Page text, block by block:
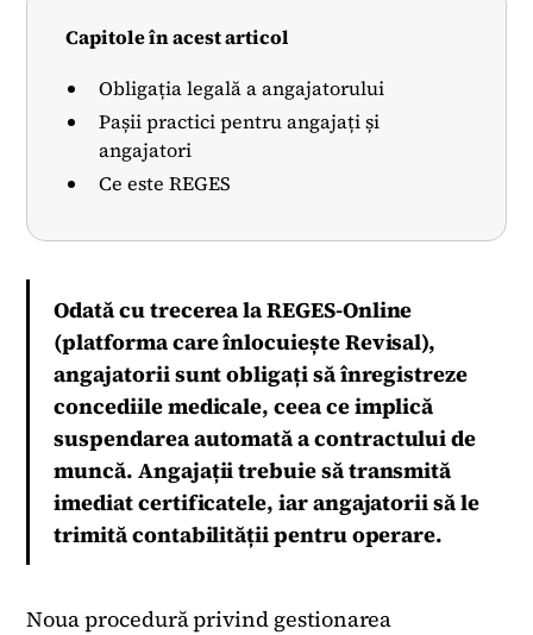
Capitole în acest articol
Obligația legală a angajatorului
Pașii practici pentru angajați și
angajatori
Ce este REGES
Odată cu trecerea la REGES-Online
(platforma care înlocuiește Revisal),
angajatorii sunt obligați să înregistreze
concediile medicale, ceea ce implică
suspendarea automată a contractului de
muncă. Angajații trebuie să transmită
imediat certificatele, iar angajatorii să le
trimită contabilității pentru operare.
Noua procedură privind gestionarea